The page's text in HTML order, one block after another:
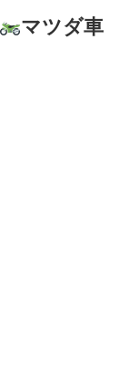
マツダ車